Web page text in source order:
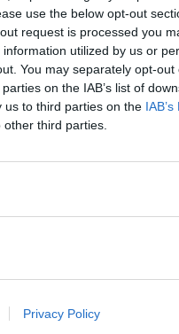
use the below opt-out
request is processed you
utilized by us or
You may separately opt-out
on the IAB’s list of
us to third parties on the
third parties.
Privacy Policy